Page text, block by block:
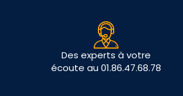
Des experts à votre
écoute au 01.86.47.68.78